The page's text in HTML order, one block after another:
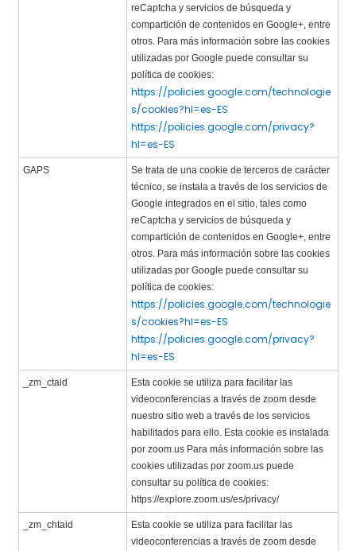
reCaptcha y servicios de búsqueda y
compartición de contenidos en Google+, entre
otros. Para más información sobre las cookies
utilizadas por Google puede consultar su
política de cookies:
https://policies.google.com/technologie
s/cookies?hl=es-ES
https://policies.google.com/privacy?
hl=es-ES
GAPS
Se trata de una cookie de terceros de carácter
técnico, se instala a través de los servicios de
Google integrados en el sitio, tales como
reCaptcha y servicios de búsqueda y
compartición de contenidos en Google+, entre
otros. Para más información sobre las cookies
utilizadas por Google puede consultar su
política de cookies:
https://policies.google.com/technologie
s/cookies?hl=es-ES
https://policies.google.com/privacy?
hl=es-ES
_zm_ctaid
Esta cookie se utiliza para facilitar las
videoconferencias a través de zoom desde
nuestro sitio web a través de los servicios
habilitados para ello. Esta cookie es instalada
por zoom.us Para más información sobre las
cookies utilizadas por zoom.us puede
consultar su política de cookies:
https://explore.zoom.us/es/privacy/
_zm_chtaid
Esta cookie se utiliza para facilitar las
videoconferencias a través de zoom desde